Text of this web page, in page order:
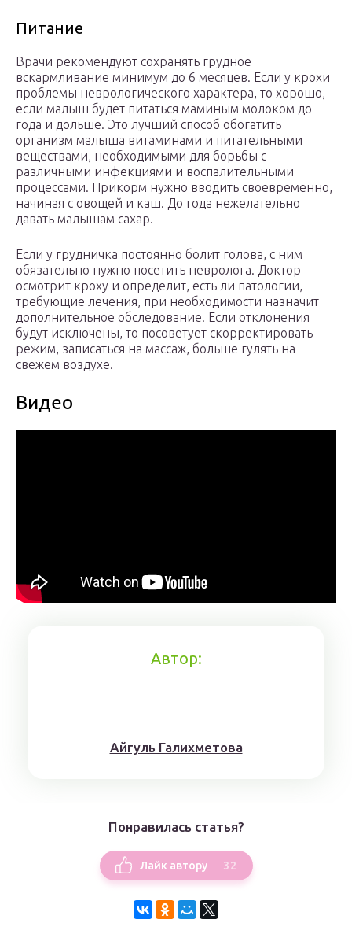
Питание
Врачи рекомендуют сохранять грудное
вскармливание минимум до 6 месяцев. Если у крохи
проблемы неврологического характера, то хорошо,
если малыш будет питаться маминым молоком до
года и дольше. Это лучший способ обогатить
организм малыша витаминами и питательными
веществами, необходимыми для борьбы с
различными инфекциями и воспалительными
процессами. Прикорм нужно вводить своевременно,
начиная с овощей и каш. До года нежелательно
давать малышам сахар.
Если у грудничка постоянно болит голова, с ним
обязательно нужно посетить невролога. Доктор
осмотрит кроху и определит, есть ли патологии,
требующие лечения, при необходимости назначит
дополнительное обследование. Если отклонения
будут исключены, то посоветует скорректировать
режим, записаться на массаж, больше гулять на
свежем воздухе.
Видео
Автор:
Айгуль Галихметова
Понравилась статья?
Лайк автору 32